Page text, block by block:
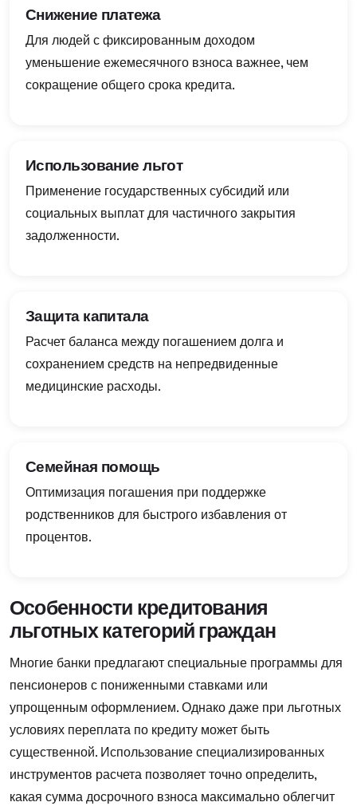
Снижение платежа
Для людей с фиксированным доходом
уменьшение ежемесячного взноса важнее, чем
сокращение общего срока кредита.
Использование льгот
Применение государственных субсидий или
социальных выплат для частичного закрытия
задолженности.
Защита капитала
Расчет баланса между погашением долга и
сохранением средств на непредвиденные
медицинские расходы.
Семейная помощь
Оптимизация погашения при поддержке
родственников для быстрого избавления от
процентов.
Особенности кредитования
льготных категорий граждан
Многие банки предлагают специальные программы для
пенсионеров с пониженными ставками или
упрощенным оформлением. Однако даже при льготных
условиях переплата по кредиту может быть
существенной. Использование специализированных
инструментов расчета позволяет точно определить,
какая сумма досрочного взноса максимально облегчит